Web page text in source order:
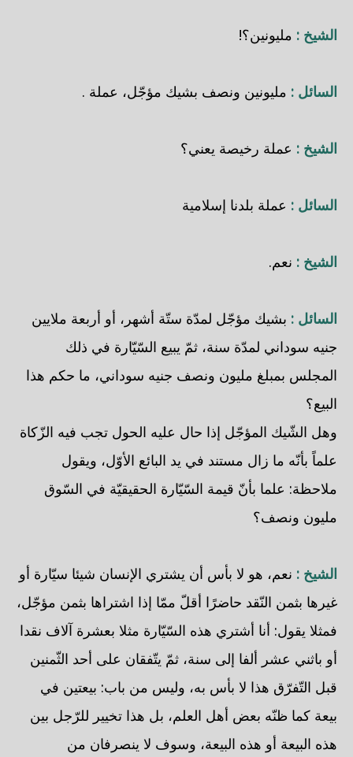
الشيخ : مليونين؟!
السائل : مليونين ونصف بشيك مؤجّل، عملة .
الشيخ : عملة رخيصة يعني؟
السائل : عملة بلدنا إسلامية
الشيخ : نعم.
السائل : بشيك مؤجّل لمدّة ستّة أشهر، أو أربعة ملايين
جنيه سوداني لمدّة سنة، ثمّ يبيع السّيّارة في ذلك
المجلس بمبلغ مليون ونصف جنيه سوداني، ما حكم هذا
البيع؟
وهل الشّيك المؤجّل إذا حال عليه الحول تجب فيه الزّكاة
علماً بأنّه ما زال مستند في يد البائع الأوّل، ويقول
ملاحظة: علما بأنّ قيمة السّيّارة الحقيقيّة في السّوق
مليون ونصف؟
الشيخ : نعم، هو لا بأس أن يشتري الإنسان شيئا سيّارة أو
غيرها بثمن النّقد حاضرًا أقلّ ممّا إذا اشتراها بثمن مؤجّل،
فمثلا يقول: أنا أشتري هذه السّيّارة مثلا بعشرة آلاف نقدا
أو باثني عشر ألفا إلى سنة، ثمّ يتّفقان على أحد الثّمنين
قبل التّفرّق هذا لا بأس به، وليس من باب: بيعتين في
بيعة كما ظنّه بعض أهل العلم، بل هذا تخيير للرّجل بين
هذه البيعة أو هذه البيعة، وسوف لا ينصرفان من